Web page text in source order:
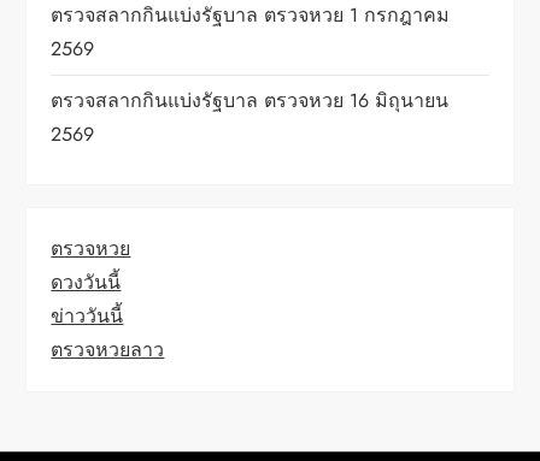
ตรวจสลากกินแบ่งรัฐบาล ตรวจหวย 1 กรกฎาคม
2569
ตรวจสลากกินแบ่งรัฐบาล ตรวจหวย 16 มิถุนายน
2569
ตรวจหวย
ดวงวันนี้
ข่าววันนี้
ตรวจหวยลาว